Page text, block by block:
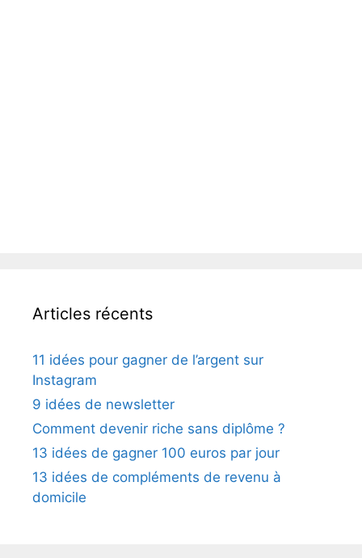
Articles récents
11 idées pour gagner de l’argent sur
Instagram
9 idées de newsletter
Comment devenir riche sans diplôme ?
13 idées de gagner 100 euros par jour
13 idées de compléments de revenu à
domicile